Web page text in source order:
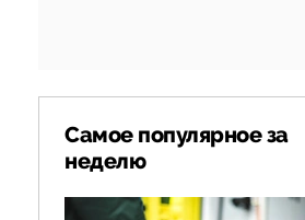
Самое популярное за
неделю